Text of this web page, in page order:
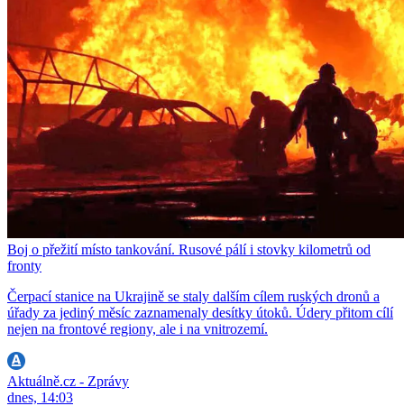
Boj o přežití místo tankování. Rusové pálí i stovky kilometrů od
fronty
Čerpací stanice na Ukrajině se staly dalším cílem ruských dronů a
úřady za jediný měsíc zaznamenaly desítky útoků. Údery přitom cílí
nejen na frontové regiony, ale i na vnitrozemí.
Aktuálně.cz - Zprávy
dnes, 14:03